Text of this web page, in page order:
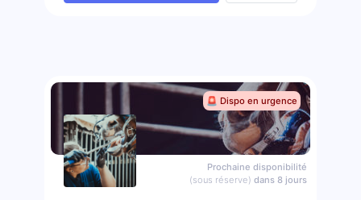
🚨 Dispo en urgence
Prochaine disponibilité
(sous réserve) dans 8 jours